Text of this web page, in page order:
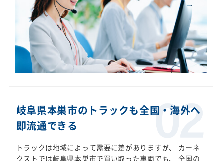
岐阜県本巣市のトラックも全国・海外へ
即流通できる
トラックは地域によって需要に差がありますが、 カーネ
クストでは岐阜県本巣市で買い取った車両でも、 全国の